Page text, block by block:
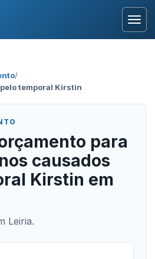
/
temporal Kirstin
para
causados
Kirstin em
Leiria.